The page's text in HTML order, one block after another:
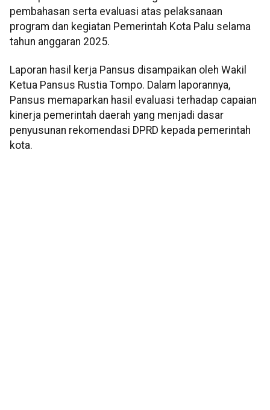
pembahasan serta evaluasi atas pelaksanaan
program dan kegiatan Pemerintah Kota Palu selama
tahun anggaran 2025.
Laporan hasil kerja Pansus disampaikan oleh Wakil
Ketua Pansus Rustia Tompo. Dalam laporannya,
Pansus memaparkan hasil evaluasi terhadap capaian
kinerja pemerintah daerah yang menjadi dasar
penyusunan rekomendasi DPRD kepada pemerintah
kota.